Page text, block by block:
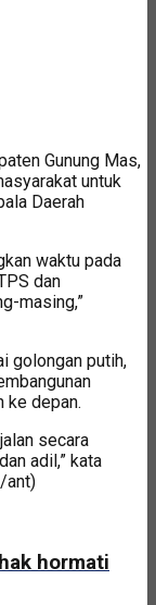
Gunung Mas,
untuk
Daerah
waktu pada
dan
masing,”
golongan putih,
ke depan.
secara
adil,” kata
ant)
hormati